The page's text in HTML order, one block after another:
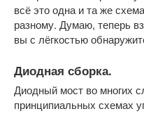
всё это одна и та же
разному. Думаю, теперь
вы с лёгкостью
Диодная сборка.
Диодный мост во многих
принципиальных схемах